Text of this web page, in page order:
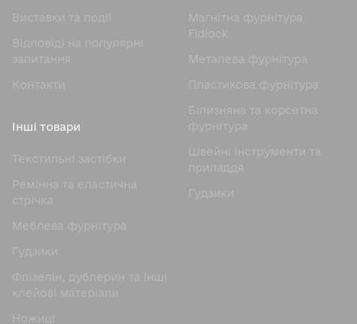
Виставки та події
Відповіді на популярні
запитання
Контакти
Магнітна фурнітура
Fidlock
Металева фурнітура
Пластикова фурнітура
Білизняна та корсетна
фурнітура
Швейні інструменти та
приладдя
Гудзики
Інші товари
Текстильні застібки
Ремінна та еластична
стрічка
Меблева фурнітура
Гудзики
Флізелін, дублерин та інші
клейові матеріали
Ножицi